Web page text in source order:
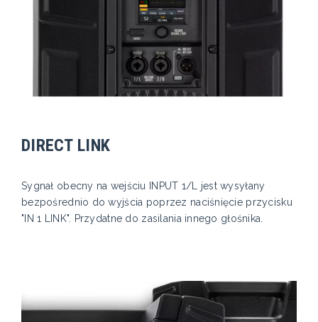
DIRECT LINK
Sygnał obecny na wejściu INPUT 1/L jest wysyłany
bezpośrednio do wyjścia poprzez naciśnięcie przycisku
"IN 1 LINK". Przydatne do zasilania innego głośnika.